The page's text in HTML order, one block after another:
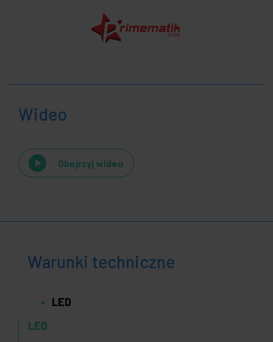
Wideo
Obejrzyj wideo
Warunki techniczne
LED
LED